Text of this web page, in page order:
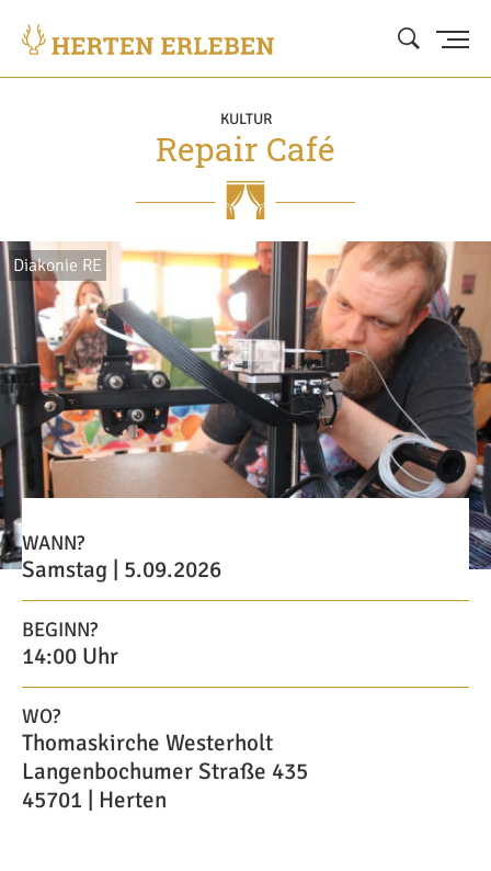
KULTUR
Repair Café
Diakonie RE
WANN?
Samstag | 5.09.2026
BEGINN?
14:00 Uhr
WO?
Thomaskirche Westerholt
Langenbochumer Straße 435
45701 | Herten